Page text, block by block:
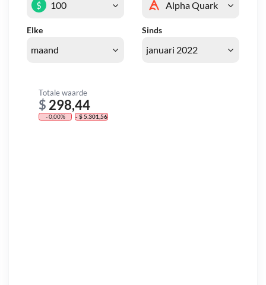
Elke Sinds
$
Totale waarde
$ 298,44
- 0,00% - $ 5.301,56